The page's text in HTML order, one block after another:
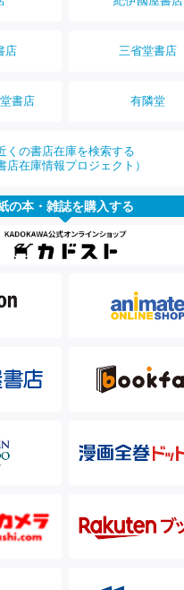
店 三省堂書店
書店 有隣堂
くの書店在庫を検索する
店在庫情報プロジェクト）
の本・雑誌を購入する